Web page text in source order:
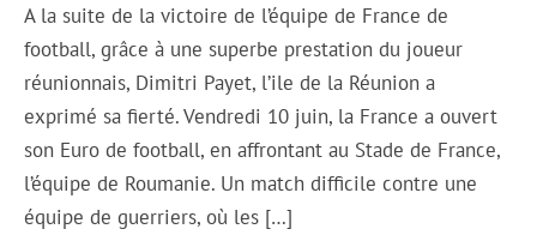
A la suite de la victoire de l’équipe de France de
football, grâce à une superbe prestation du joueur
réunionnais, Dimitri Payet, l’ile de la Réunion a
exprimé sa fierté. Vendredi 10 juin, la France a ouvert
son Euro de football, en affrontant au Stade de France,
l’équipe de Roumanie. Un match difficile contre une
équipe de guerriers, où les […]